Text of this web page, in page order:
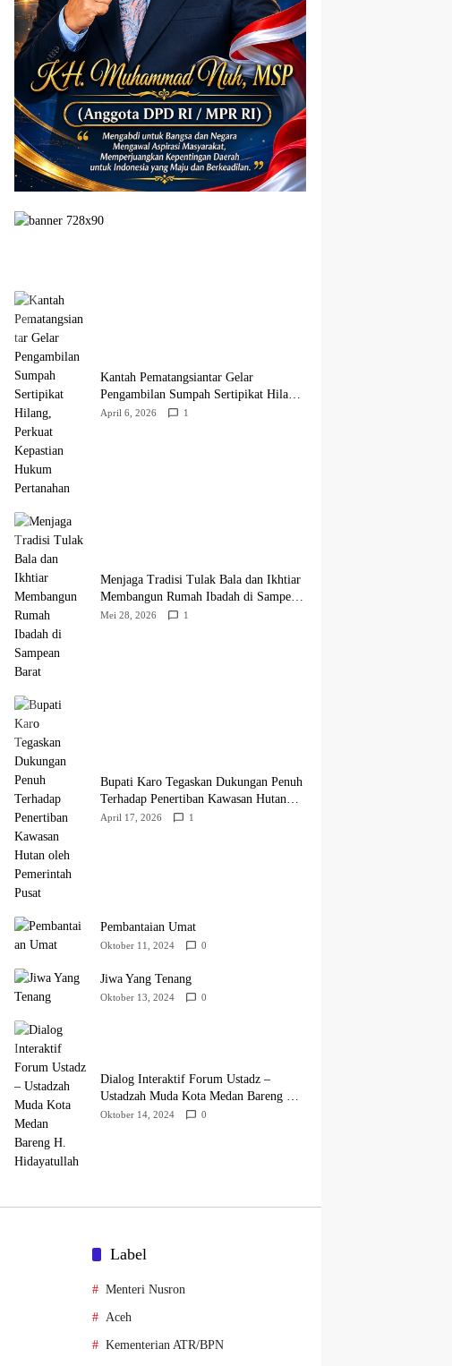
Kantah Pematangsiantar Gelar
Pengambilan Sumpah Sertipikat Hilang,
Perkuat Kepastian Hukum Pertanahan
April 6, 2026 1
Menjaga Tradisi Tulak Bala dan Ikhtiar
Membangun Rumah Ibadah di Sampean
Barat
Mei 28, 2026 1
Bupati Karo Tegaskan Dukungan Penuh
Terhadap Penertiban Kawasan Hutan
oleh Pemerintah Pusat
April 17, 2026 1
Pembantaian Umat
Oktober 11, 2024 0
Jiwa Yang Tenang
Oktober 13, 2024 0
Dialog Interaktif Forum Ustadz –
Ustadzah Muda Kota Medan Bareng H.
Hidayatullah
Oktober 14, 2024 0
Label
Menteri Nusron
Aceh
Kementerian ATR/BPN